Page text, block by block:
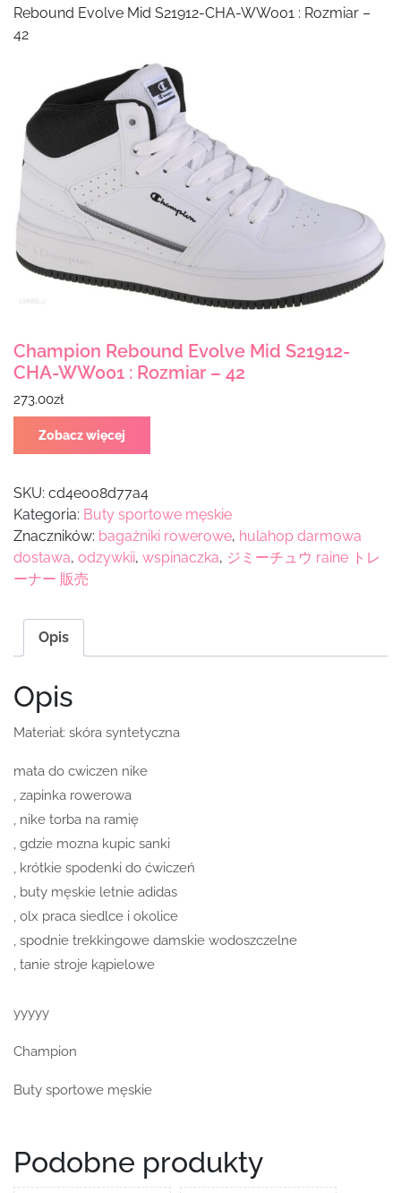
Rebound Evolve Mid S21912-CHA-WW001 : Rozmiar –
42
Champion Rebound Evolve Mid S21912-
CHA-WW001 : Rozmiar – 42
273.00zł
Zobacz więcej
SKU: cd4e008d77a4
Kategoria: Buty sportowe męskie
Znaczników: bagażniki rowerowe, hulahop darmowa
dostawa, odzywkii, wspinaczka, ジミーチュウ raine トレ
ーナー 販売
Opis
Opis
Materiał: skóra syntetyczna
mata do cwiczen nike
, zapinka rowerowa
, nike torba na ramię
, gdzie mozna kupic sanki
, krótkie spodenki do ćwiczeń
, buty męskie letnie adidas
, olx praca siedlce i okolice
, spodnie trekkingowe damskie wodoszczelne
, tanie stroje kąpielowe
yyyyy
Champion
Buty sportowe męskie
Podobne produkty